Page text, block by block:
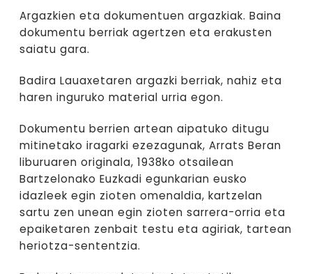
Argazkien eta dokumentuen argazkiak. Baina
dokumentu berriak agertzen eta erakusten
saiatu gara.
Badira Lauaxetaren argazki berriak, nahiz eta
haren inguruko material urria egon.
Dokumentu berrien artean aipatuko ditugu
mitinetako iragarki ezezagunak, Arrats Beran
liburuaren originala, 1938ko otsailean
Bartzelonako Euzkadi egunkarian eusko
idazleek egin zioten omenaldia, kartzelan
sartu zen unean egin zioten sarrera-orria eta
epaiketaren zenbait testu eta agiriak, tartean
heriotza-sententzia.